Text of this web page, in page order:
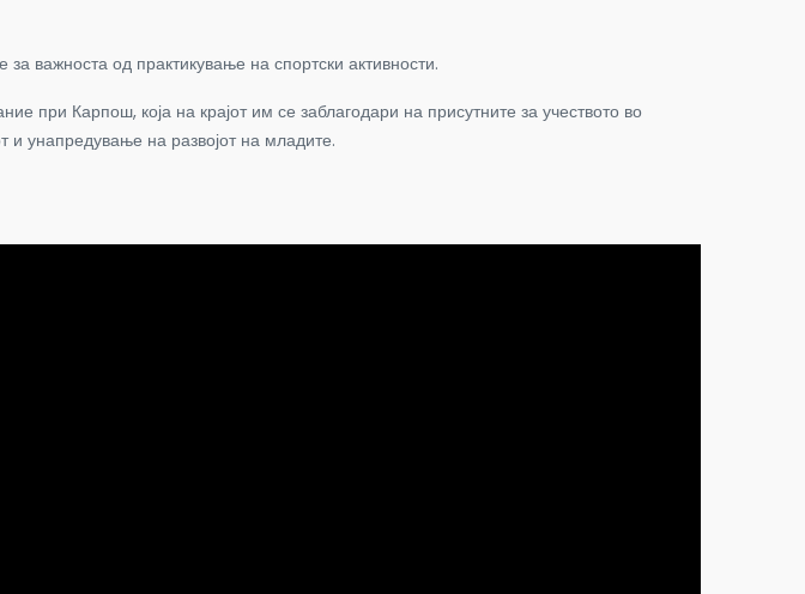
важноста од практикување на спортски активности.
при Карпош, која на крајот им се заблагодари на присутните за учеството во
и унапредување на развојот на младите.